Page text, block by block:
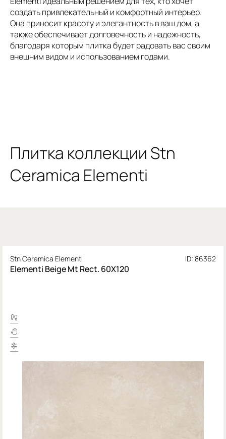
создать привлекательный и комфортный интерьер.
Она приносит красоту и элегантность в ваш дом, а
также обеспечивает долговечность и надежность,
благодаря которым плитка будет радовать вас своим
внешним видом и использованием годами.
Плитка коллекции Stn
Ceramica Elementi
Stn Ceramica Elementi ID: 86362
Elementi Beige Mt Rect. 60X120